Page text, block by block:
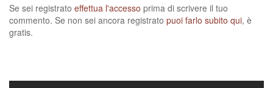
Se sei registrato effettua l'accesso prima di scrivere il tuo
commento. Se non sei ancora registrato puoi farlo subito qui, è
gratis.